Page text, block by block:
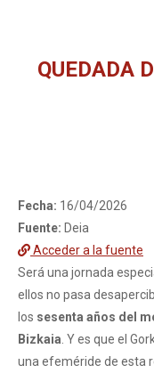
QUEDADA
Fecha: 16/04/2026
Fuente: Deia
Acceder a la fuente
Será una jornada
ellos no pasa
los sesenta años del
Bizkaia . Y es que el
una efeméride de esta